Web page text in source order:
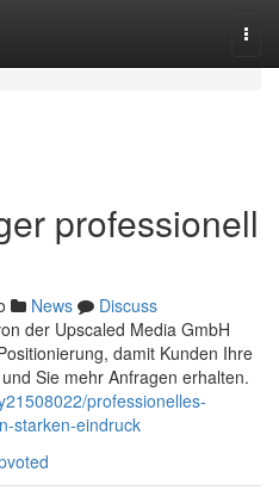
professionell
News
Discuss
der Upscaled Media GmbH
damit Kunden Ihre
Sie mehr Anfragen erhalten.
professionelles-
starken-eindruck